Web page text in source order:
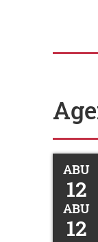
Eguzki-
ABU
12
ABU
12